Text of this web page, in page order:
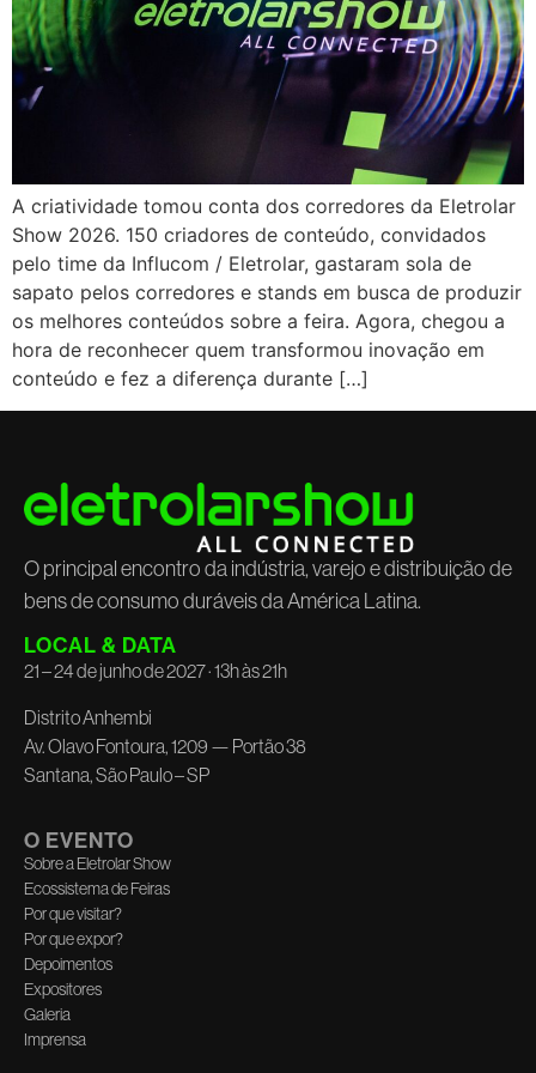
A criatividade tomou conta dos corredores da Eletrolar
Show 2026. 150 criadores de conteúdo, convidados
pelo time da Influcom / Eletrolar, gastaram sola de
sapato pelos corredores e stands em busca de produzir
os melhores conteúdos sobre a feira. Agora, chegou a
hora de reconhecer quem transformou inovação em
conteúdo e fez a diferença durante […]
O principal encontro da indústria, varejo e distribuição de
bens de consumo duráveis da América Latina.
LOCAL & DATA
21 – 24 de junho de 2027 · 13h às 21h
Distrito Anhembi
Av. Olavo Fontoura, 1209 — Portão 38
Santana, São Paulo – SP
O EVENTO
Sobre a Eletrolar Show
Ecossistema de Feiras
Por que visitar?
Por que expor?
Depoimentos
Expositores
Galeria
Imprensa